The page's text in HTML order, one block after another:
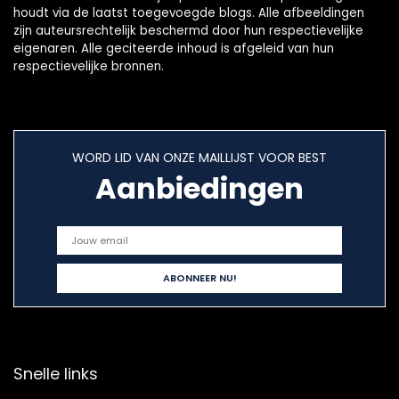
houdt via de laatst toegevoegde blogs. Alle afbeeldingen
zijn auteursrechtelijk beschermd door hun respectievelijke
eigenaren. Alle geciteerde inhoud is afgeleid van hun
respectievelijke bronnen.
WORD LID VAN ONZE MAILLIJST VOOR BEST
Aanbiedingen
Snelle links